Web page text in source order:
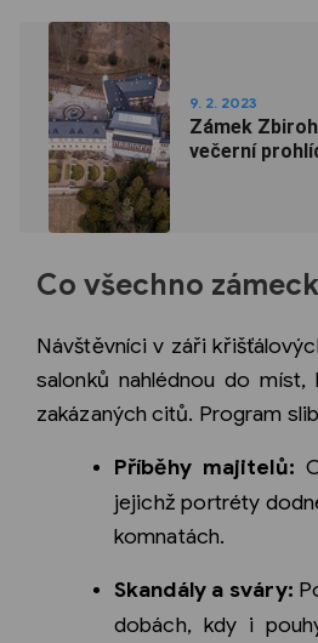
9. 2. 2023
Zámek
večerní
Co všechno
Návštěvníci v záři
salonků nahlédnou do
zakázaných citů. Program
Příběhy majitelů:
jejichž portréty
komnatách.
Skandály a sváry:
dobách, kdy i